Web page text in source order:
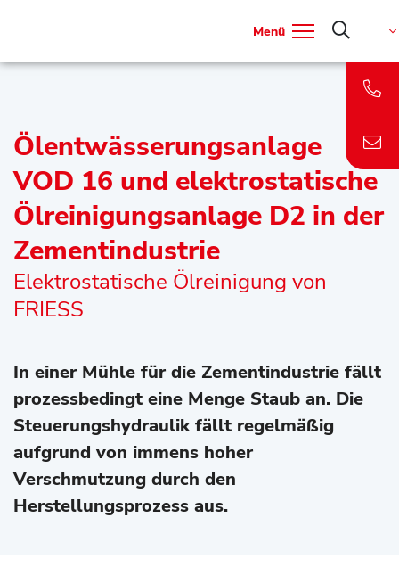
Menü
Ölentwässerungsanlage
VOD 16 und elektrostatische
Ölreinigungsanlage D2 in der
Zementindustrie
Elektrostatische Ölreinigung von
FRIESS
In einer Mühle für die Zementindustrie fällt
prozessbedingt eine Menge Staub an. Die
Steuerungshydraulik fällt regelmäßig
aufgrund von immens hoher
Verschmutzung durch den
Herstellungsprozess aus.